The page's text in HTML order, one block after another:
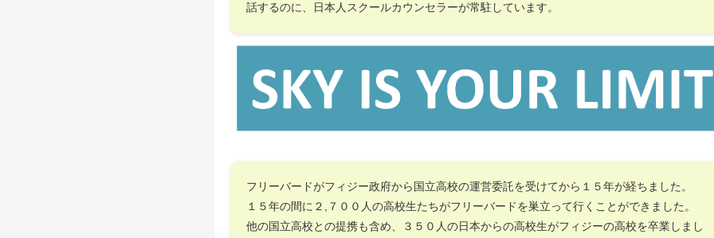
話するのに、日本人スクールカウンセラーが常駐しています。
フリーバードがフィジー政府から国立高校の運営委託を受けてから１５年が経ちました。
１５年の間に２,７００人の高校生たちがフリーバードを巣立って行くことができました。
他の国立高校との提携も含め、３５０人の日本からの高校生がフィジーの高校を卒業しまし